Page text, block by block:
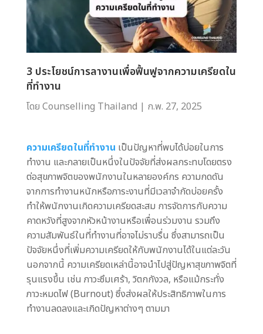
3 ประโยชน์การลางานเพื่อฟื้นฟูจากความเครียดใน
ที่ทำงาน
โดย Counselling Thailand | ก.พ. 27, 2025
ความเครียดในที่ทำงาน เป็นปัญหาที่พบได้บ่อยในการ
ทำงาน และกลายเป็นหนึ่งในปัจจัยที่ส่งผลกระทบโดยตรง
ต่อสุขภาพจิตของพนักงานในหลายองค์กร ความกดดัน
จากการทำงานหนักหรือภาระงานที่มีเวลาจำกัดบ่อยครั้ง
ทำให้พนักงานเกิดความเครียดสะสม การจัดการกับความ
คาดหวังที่สูงจากหัวหน้างานหรือเพื่อนร่วมงาน รวมถึง
ความสัมพันธ์ในที่ทำงานที่อาจไม่ราบรื่น ซึ่งสามารถเป็น
ปัจจัยหนึ่งที่เพิ่มความเครียดให้กับพนักงานได้ในแต่ละวัน
นอกจากนี้ ความเครียดเหล่านี้อาจนำไปสู่ปัญหาสุขภาพจิตที่
รุนแรงขึ้น เช่น ภาวะซึมเศร้า, วิตกกังวล, หรือแม้กระทั่ง
ภาวะหมดไฟ (Burnout) ซึ่งส่งผลให้ประสิทธิภาพในการ
ทำงานลดลงและเกิดปัญหาต่างๆ ตามมา